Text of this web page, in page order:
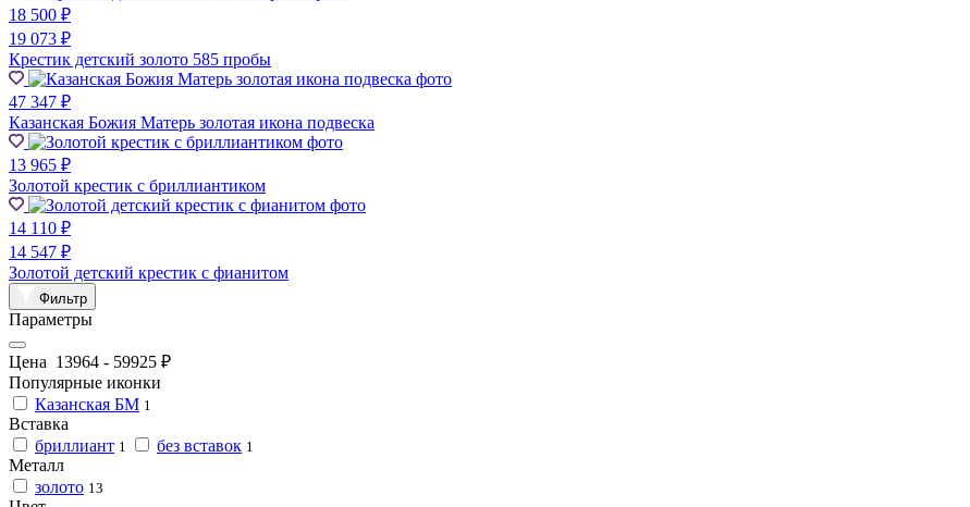
18 500 ₽
19 073 ₽
Крестик детский золото 585 пробы
47 347 ₽
Казанская Божия Матерь золотая икона подвеска
13 965 ₽
Золотой крестик с бриллиантиком
14 110 ₽
14 547 ₽
Золотой детский крестик с фианитом
Фильтр
Параметры
Цена 13964 - 59925 ₽
Популярные иконки
Казанская БМ 1
Вставка
бриллиант 1 без вставок 1
Металл
золото 13